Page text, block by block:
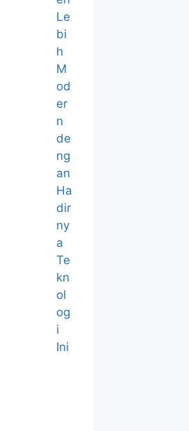
Le
bi
h
M
od
er
n
de
ng
an
Ha
dir
ny
a
Te
kn
ol
og
i
Ini